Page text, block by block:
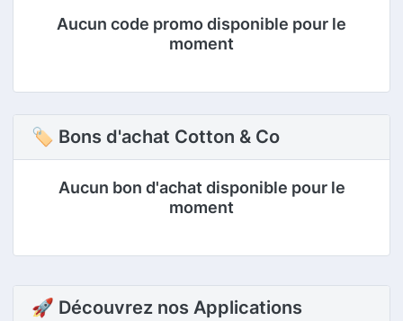
Aucun code promo disponible pour le
moment
🏷 Bons d'achat Cotton & Co
Aucun bon d'achat disponible pour le
moment
🚀 Découvrez nos Applications